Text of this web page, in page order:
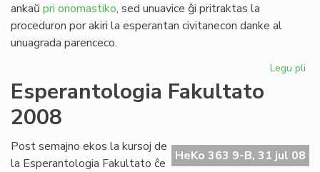
ankaŭ pri onomastiko, sed unuavice ĝi pritraktas la
proceduron por akiri la esperantan civitanecon danke al
unuagrada parenceco.
Legu pli
Esperantologia Fakultato
2008
HeKo 363 9-B, 31 jul 08
Post semajno ekos la kursoj de
la Esperantologia Fakultato ĉe